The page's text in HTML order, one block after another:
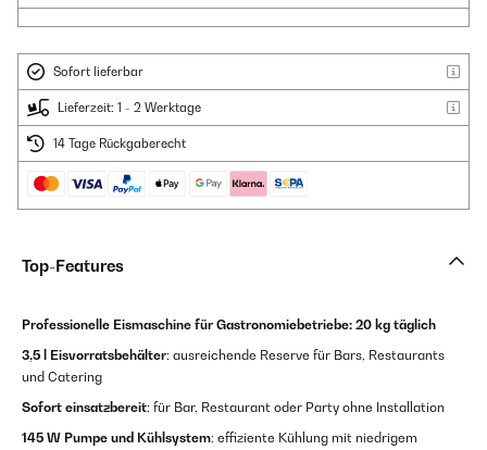
Sofort lieferbar
Lieferzeit: 1 - 2 Werktage
14 Tage Rückgaberecht
Top-Features
Professionelle Eismaschine für Gastronomiebetriebe: 20 kg täglich
3,5 l Eisvorratsbehälter: ausreichende Reserve für Bars, Restaurants
und Catering
Sofort einsatzbereit: für Bar, Restaurant oder Party ohne Installation
145 W Pumpe und Kühlsystem: effiziente Kühlung mit niedrigem